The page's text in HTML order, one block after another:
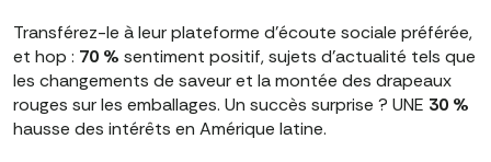
Transférez-le à leur plateforme d'écoute sociale préférée,
et hop : 70 % sentiment positif, sujets d'actualité tels que
les changements de saveur et la montée des drapeaux
rouges sur les emballages. Un succès surprise ? UNE 30 %
hausse des intérêts en Amérique latine.